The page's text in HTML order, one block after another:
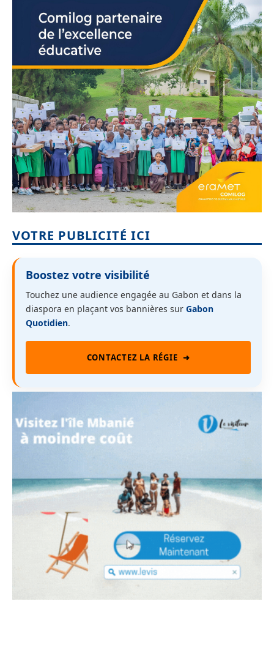
VOTRE PUBLICITÉ ICI
Boostez votre visibilité
Touchez une audience engagée au Gabon et dans la
diaspora en plaçant vos bannières sur Gabon
Quotidien.
CONTACTEZ LA RÉGIE ➜